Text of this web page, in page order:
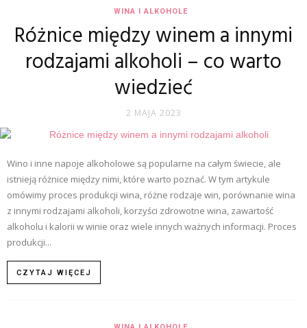
WINA I ALKOHOLE
Różnice między winem a innymi
rodzajami alkoholi – co warto
wiedzieć
2 MAJA 2023
Wino i inne napoje alkoholowe są popularne na całym świecie, ale
istnieją różnice między nimi, które warto poznać. W tym artykule
omówimy proces produkcji wina, różne rodzaje win, porównanie wina
z innymi rodzajami alkoholi, korzyści zdrowotne wina, zawartość
alkoholu i kalorii w winie oraz wiele innych ważnych informacji. Proces
produkcji...
CZYTAJ WIĘCEJ